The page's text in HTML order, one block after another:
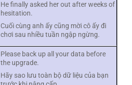
He finally asked her out after weeks of
hesitation.
Cuối cùng anh ấy cũng mời cô ấy đi
chơi sau nhiều tuần ngập ngừng.
Please back up all your data before
the upgrade.
Hãy sao lưu toàn bộ dữ liệu của bạn